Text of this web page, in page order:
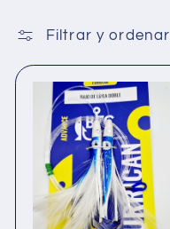
Filtrar y ordenar